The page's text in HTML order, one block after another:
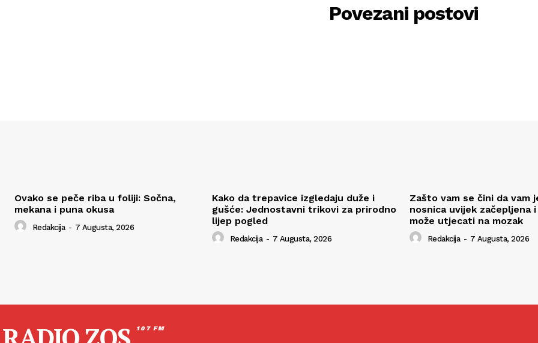
Povezani postovi
Ovako se peče riba u foliji: Sočna,
mekana i puna okusa
Redakcija - 7 Augusta, 2026
Kako da trepavice izgledaju duže i
gušće: Jednostavni trikovi za prirodno
lijep pogled
Redakcija - 7 Augusta, 2026
Zašto vam se čini da vam
nosnica uvijek začepljena
može utjecati na mozak
Redakcija - 7 Augusta, 2026
107 FM